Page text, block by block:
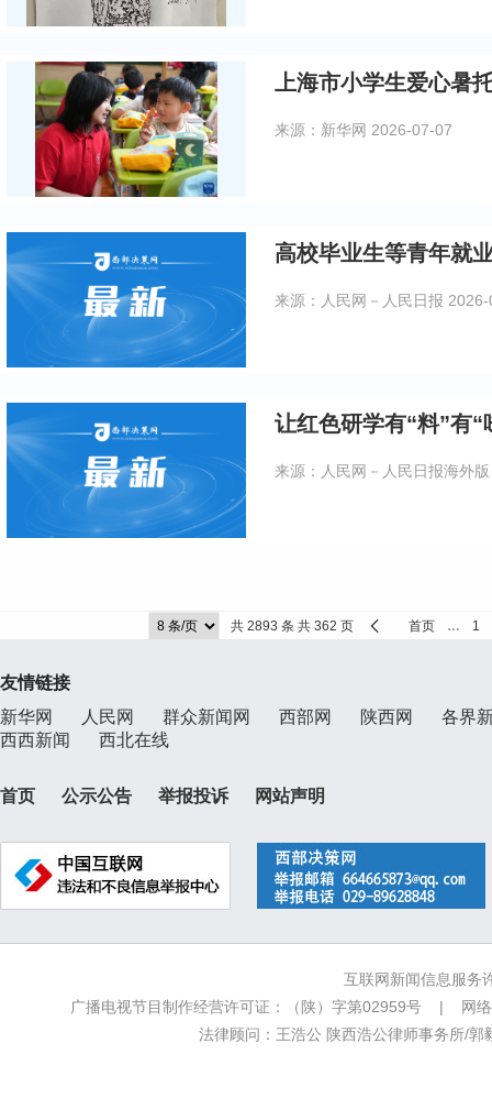
上海市小学生爱心暑
来源：新华网 2026-07-07
高校毕业生等青年就
来源：人民网－人民日报
让红色研学有“料”有“
来源：人民网－人民日报海外版
共 2893 条 共 362 页 首页 … 1
友情链接
新华网
人民网 群众新闻网 西部网 陕西网
各界
西西新闻
西北在线
首页 公示公告 举报投诉 网站声明
互联网新闻信息服
广播电视节目制作经营许可证：（陕）字第02959号 |
法律顾问：王浩公 陕西浩公律师事务